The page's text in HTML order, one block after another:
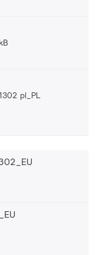
pl_PL